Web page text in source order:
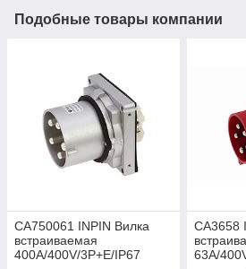
Подобные товары компании
CA750061 INPIN Вилка
встраиваемая
400A/400V/3P+E/IP67
CA3658
63A/